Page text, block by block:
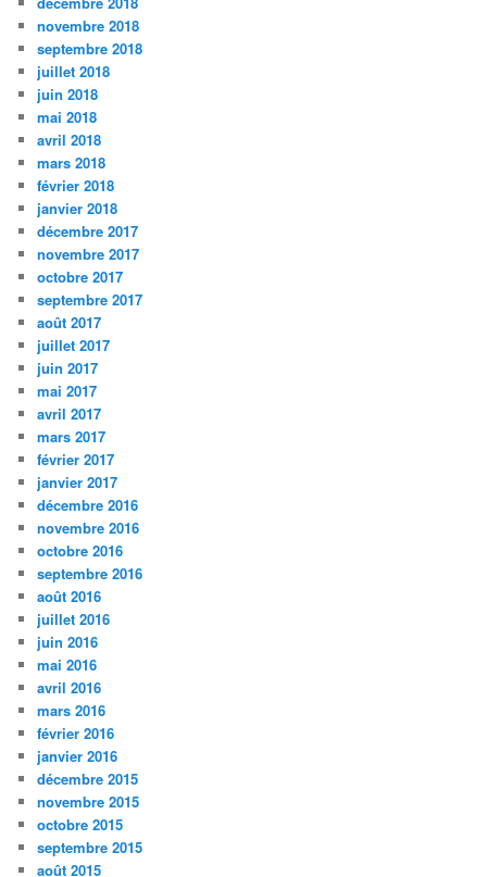
novembre 2018
septembre 2018
juillet 2018
juin 2018
mai 2018
avril 2018
mars 2018
février 2018
janvier 2018
décembre 2017
novembre 2017
octobre 2017
septembre 2017
août 2017
juillet 2017
juin 2017
mai 2017
avril 2017
mars 2017
février 2017
janvier 2017
décembre 2016
novembre 2016
octobre 2016
septembre 2016
août 2016
juillet 2016
juin 2016
mai 2016
avril 2016
mars 2016
février 2016
janvier 2016
décembre 2015
novembre 2015
octobre 2015
septembre 2015
août 2015